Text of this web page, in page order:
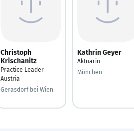
Christoph
Krischanitz
Practice Leader
Austria
Gerasdorf bei Wien
Kathrin Geyer
Aktuarin
München